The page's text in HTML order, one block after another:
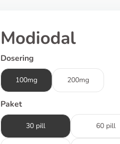
Modiodal
Dosering
100mg 200mg
Paket
30 pill 60 pill